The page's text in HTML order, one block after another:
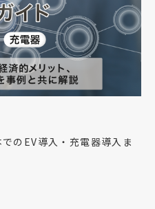
のEV導入・充電器導入ま